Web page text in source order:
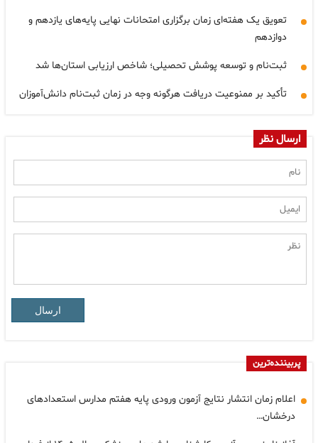
تعویق یک هفته‌ای زمان برگزاری امتحانات نهایی پایه‌های یازدهم و
دوازدهم
ثبت‌نام و توسعه پوشش تحصیلی؛ شاخص ارزیابی استان‌ها شد
تأکید بر ممنوعیت دریافت هرگونه وجه در زمان ثبت‌نام دانش‌آموزان
ارسال نظر
ارسال
پربیننده‌ترین
اعلام زمان انتشار نتایج آزمون ورودی پایه هفتم مدارس استعدادهای
درخشان…